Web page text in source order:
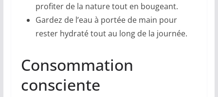
profiter de la nature tout en bougeant.
Gardez de l’eau à portée de main pour
rester hydraté tout au long de la journée.
Consommation
consciente